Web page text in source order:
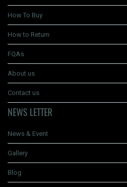
How To Buy
How to Return
FQAs
About us
Contact us
NEWS LETTER
News & Event
Gallery
Blog